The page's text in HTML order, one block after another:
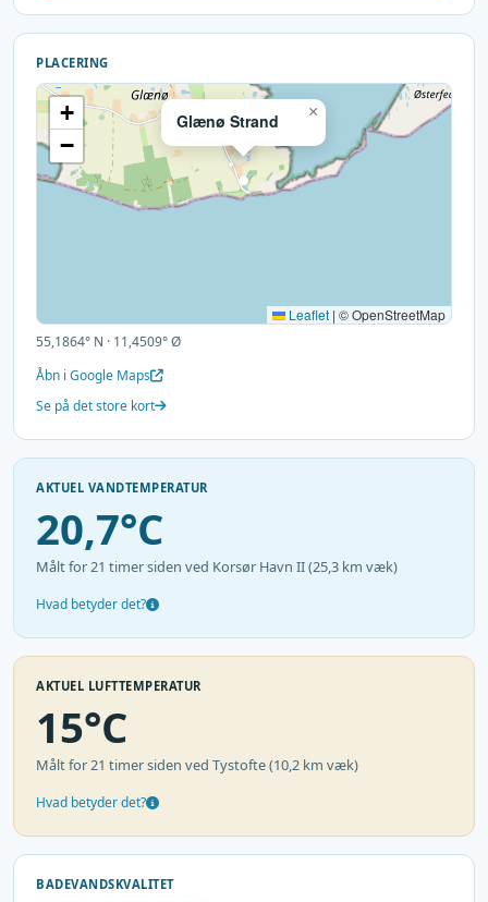
PLACERING
Glænø Strand ×
+
−
Leaflet | © OpenStreetMap
55,1864° N · 11,4509° Ø
Åbn i Google Maps
Se på det store kort
AKTUEL VANDTEMPERATUR
20,7°C
Målt for 21 timer siden ved Korsør Havn II (25,3 km væk)
Hvad betyder det?
AKTUEL LUFTTEMPERATUR
15°C
Målt for 21 timer siden ved Tystofte (10,2 km væk)
Hvad betyder det?
BADEVANDSKVALITET